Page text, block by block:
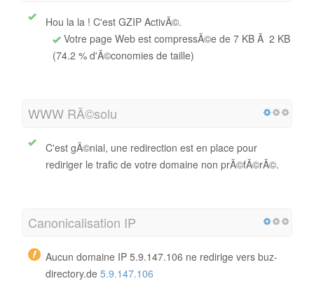
Hou la la ! C'est GZIP ActivÃ©.
Votre page Web est compressÃ©e de 7 KB Ã 2 KB
(74.2 % d'Ã©conomies de taille)
WWW RÃ©solu
C'est gÃ©nial, une redirection est en place pour
rediriger le trafic de votre domaine non prÃ©fÃ©rÃ©.
Canonicalisation IP
Aucun domaine IP 5.9.147.106 ne redirige vers buz-
directory.de 5.9.147.106